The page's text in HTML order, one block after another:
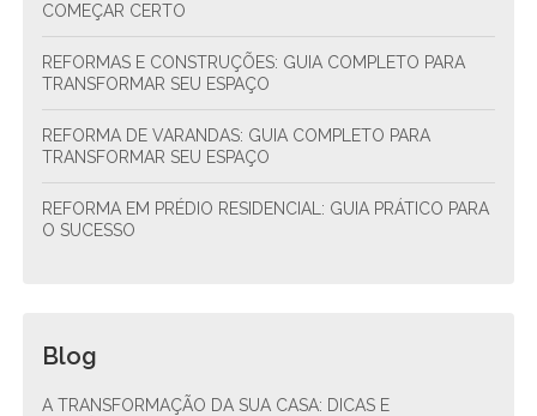
COMEÇAR CERTO
REFORMAS E CONSTRUÇÕES: GUIA COMPLETO PARA
TRANSFORMAR SEU ESPAÇO
REFORMA DE VARANDAS: GUIA COMPLETO PARA
TRANSFORMAR SEU ESPAÇO
REFORMA EM PRÉDIO RESIDENCIAL: GUIA PRÁTICO PARA
O SUCESSO
Blog
A TRANSFORMAÇÃO DA SUA CASA: DICAS E